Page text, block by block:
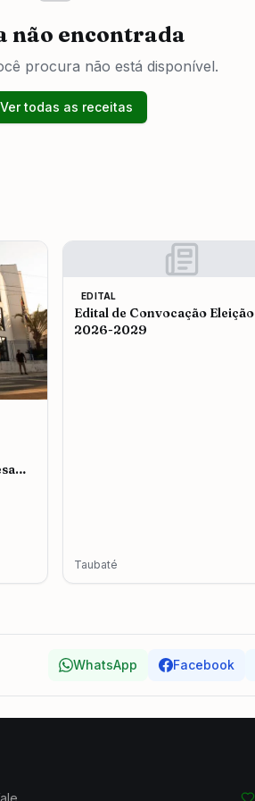
não encontrada
procura não está disponível.
Ver todas as receitas
EDITAL
Edital de Convocação Eleição
2026-2029
Taubaté
WhatsApp Facebook